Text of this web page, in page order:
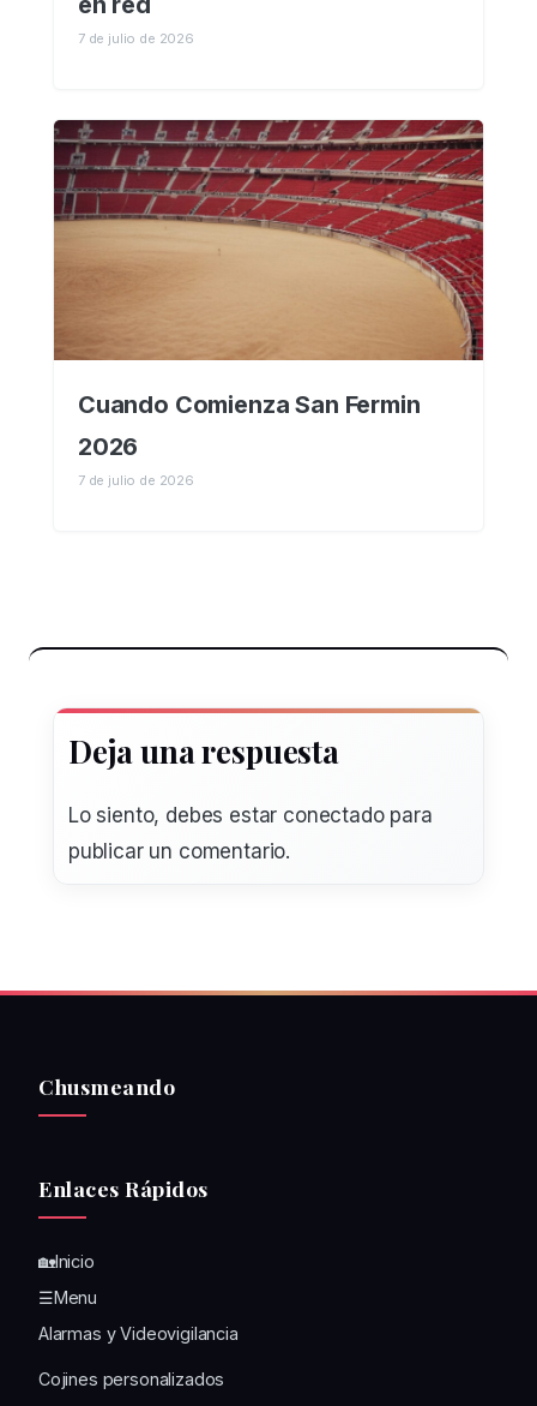
7 de julio de 2026
Cuando Comienza San Fermin
2026
7 de julio de 2026
Deja una respuesta
Lo siento, debes estar conectadopara
publicar un comentario.
Chusmeando
Enlaces Rápidos
🏡Inicio
☰Menu
Alarmas y Videovigilancia
Cojines personalizados